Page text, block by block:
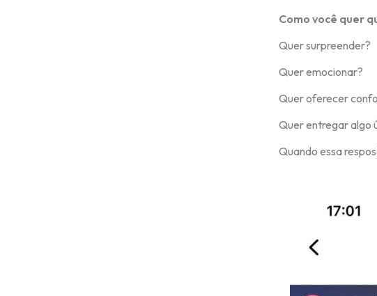
Como você quer
Quer surpreender?
Quer emocionar?
Quer oferecer
Quer entregar algo
Quando essa